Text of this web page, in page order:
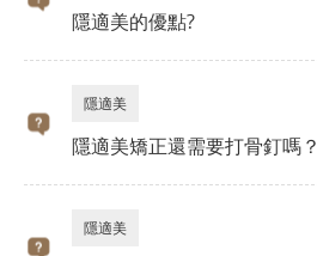
隱適美的優點?
隱適美
隱適美矯正還需要打骨釘嗎？
隱適美